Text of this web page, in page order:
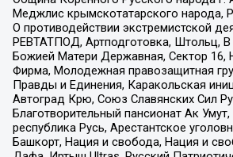
Меджлис крымскотатарского народа,
О противодействии экстремистской
РЕВТАТПОД, Артподготовка, Штольц, В
Божией Матери Державная, Сектор 16,
Фирма, Молодежная правозащитная
Правды и Единения, Каракольская
Автоград Крю, Союз Славянских Сил
Благотворительный пансионат Ак Умут,
республика Русь, Арестантское
Башкорт, Нация и свобода, Нация и